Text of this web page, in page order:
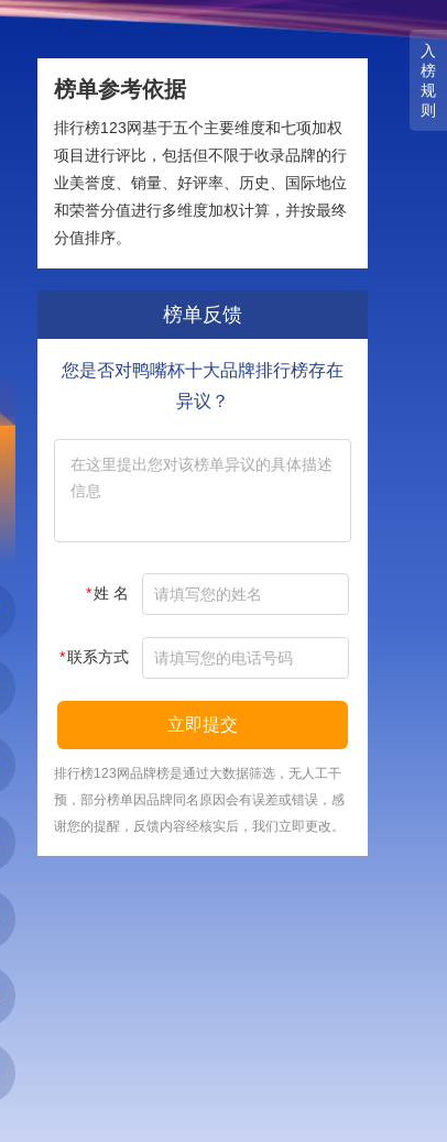
入
榜
规
则
榜单参考依据
排行榜123网基于五个主要维度和七项加权
项目进行评比，包括但不限于收录品牌的行
业美誉度、销量、好评率、历史、国际地位
和荣誉分值进行多维度加权计算，并按最终
分值排序。
榜单反馈
您是否对鸭嘴杯十大品牌排行榜存在
异议？
*姓 名
*联系方式
立即提交
排行榜123网品牌榜是通过大数据筛选，无人工干
预，部分榜单因品牌同名原因会有误差或错误，感
谢您的提醒，反馈内容经核实后，我们立即更改。